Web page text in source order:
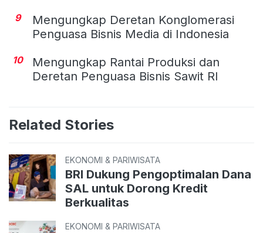
9
Mengungkap Deretan Konglomerasi
Penguasa Bisnis Media di Indonesia
10
Mengungkap Rantai Produksi dan
Deretan Penguasa Bisnis Sawit RI
Related Stories
EKONOMI & PARIWISATA
BRI Dukung Pengoptimalan Dana
SAL untuk Dorong Kredit
Berkualitas
EKONOMI & PARIWISATA